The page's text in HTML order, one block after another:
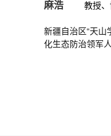
麻浩 教授
新疆自治区“天山
化生态防治领军人